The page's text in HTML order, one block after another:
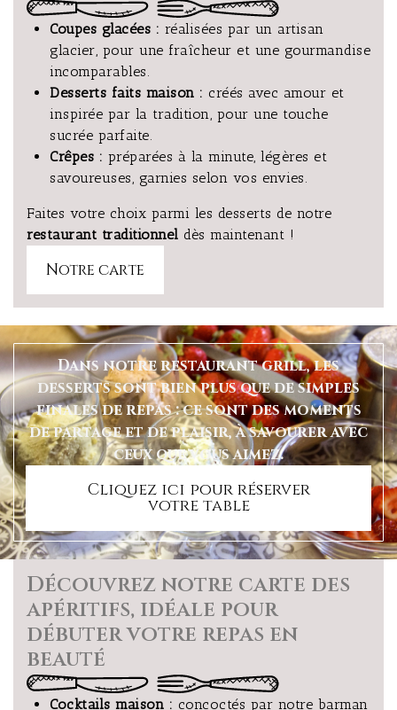
Coupes glacées : réalisées par un artisan
glacier, pour une fraîcheur et une gourmandise
incomparables.
Desserts faits maison : créés avec amour et
inspirée par la tradition, pour une touche
sucrée parfaite.
Crêpes : préparées à la minute, légères et
savoureuses, garnies selon vos envies.
Faites votre choix parmi les desserts de notre
restaurant traditionnel dès maintenant !
Notre carte
Dans notre restaurant grill, les
desserts sont bien plus que de simples
finales de repas : ce sont des moments
de partage et de plaisir, à savourer avec
ceux que vous aimez.
Cliquez ici pour réserver
votre table
Découvrez notre carte des
apéritifs, idéale pour
débuter votre repas en
beauté
Cocktails maison : concoctés par notre barman